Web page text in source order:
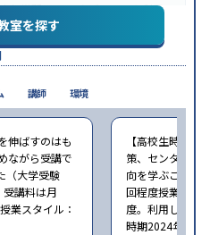
応学習にPC・タブレットを利用
能季節講習のみの受講可
備校のアンケート調査方法を参照
室を探す
伸ばすのはも
ながら受講で
（大学受験
講料は月
業スタイル：
【高校生時の通
策、センター試
向を学ぶことが
回程度授業・指
度。利用した主
時期2024年5月）
講師 環境